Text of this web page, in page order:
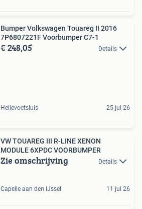
Bumper Volkswagen Touareg II 2016
7P6807221F Voorbumper C7-1
€ 248,05 Details
Hellevoetsluis 25 jul 26
VW TOUAREG III R-LINE XENON
MODULE 6XPDC VOORBUMPER
Zie omschrijving Details
Capelle aan den IJssel 11 jul 26